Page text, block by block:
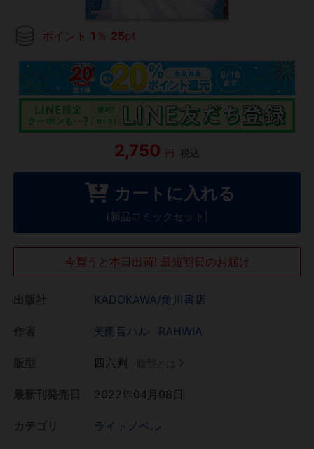
ポイント 1 ％ 25pt
2,750 円 税込
カートに入れる
(新品コミックセット)
今買うと本日出荷! 最短明日のお届け
KADOKAWA/角川書店
美雨音ハル RAHWIA
四六判
2022年04月08日
ライトノベル